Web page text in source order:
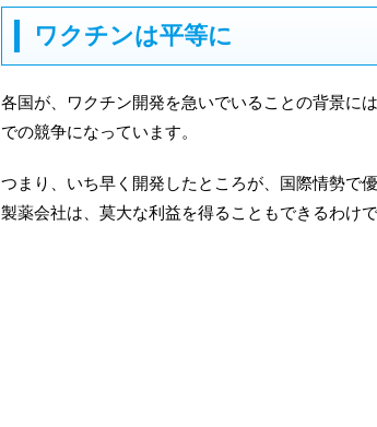
ワクチンは平等に
各国が、ワクチン開発を急いでいることの背景に
での競争になっています。
つまり、いち早く開発したところが、国際情勢で優
製薬会社は、莫大な利益を得ることもできるわけで